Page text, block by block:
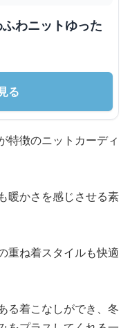
わニットゆった
る
特徴のニットカーディ
暖かさを感じさせる素
重ね着スタイルも快適
る着こなしができ、冬